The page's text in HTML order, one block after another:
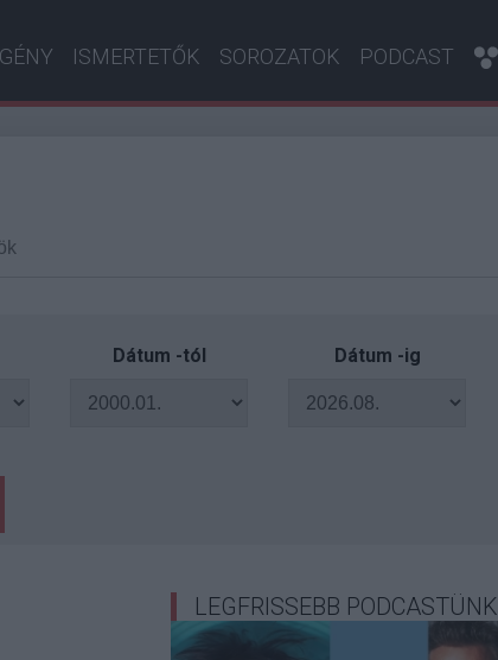
ISMERTETŐK SOROZATOK PODCAST
Dátum -tól Dátum -ig
LEGFRISSEBB PODCASTÜNK